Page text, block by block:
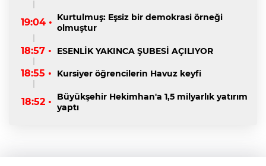
19:04 • Kurtulmuş: Eşsiz bir demokrasi örneği
olmuştur
18:57 • ESENLİK YAKINCA ŞUBESİ AÇILIYOR
18:55 • Kursiyer öğrencilerin Havuz keyfi
18:52 •
Büyükşehir Hekimhan'a 1,5 milyarlık yatırım
yaptı